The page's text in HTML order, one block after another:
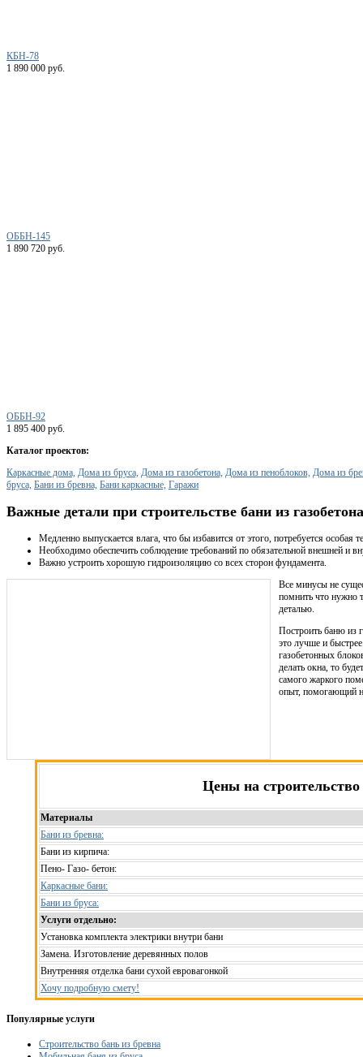
КБН-78
1 890 000 руб.
ОББН-145
1 890 720 руб.
ОББН-92
1 895 400 руб.
Каталог проектов:
Каркасные дома, Дома из бруса, Дома из газобетона, Дома из пеноблоков, Дома из
бруса, Бани из бревна, Бани каркасные, Гаражи
Важные детали при строительстве бани из газобетона
Медленно выпускается влага, что бы избавится от этого, потребуется особая
Необходимо обеспечить соблюдение требований по обязательной внешней и
Важно устроить хорошую гидроизоляцию со всех сторон фундамента.
Все минусы не
помнить что нужно
деталью.
Построить баню из
это лучше и
газобетонных
делать окна, то
самого жаркого
опыт, помогающий
Цены на строительство
Материалы
Бани из бревна:
Бани из кирпича:
Пено- Газо- бетон:
Каркасные бани:
Бани из бруса:
Услуги отдельно:
Установка комплекта электрики внутри бани
Замена. Изготовление деревянных полов
Внутренняя отделка бани сухой евровагонкой
Хочу подробную смету!
Популярные услуги
Строительство бань из бревна